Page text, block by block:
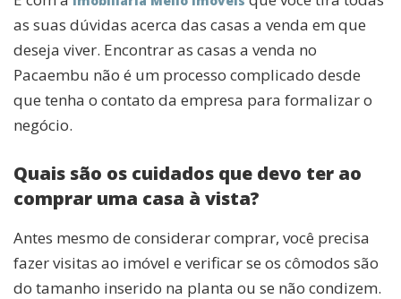
as suas dúvidas acerca das casas a venda em que
deseja viver. Encontrar as casas a venda no
Pacaembu não é um processo complicado desde
que tenha o contato da empresa para formalizar o
negócio.
Quais são os cuidados que devo ter ao
comprar uma casa à vista?
Antes mesmo de considerar comprar, você precisa
fazer visitas ao imóvel e verificar se os cômodos são
do tamanho inserido na planta ou se não condizem.